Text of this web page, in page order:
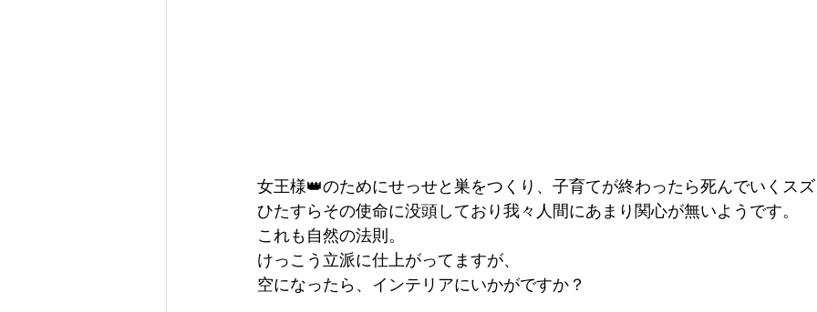
女王様👑のためにせっせと巣をつくり、子育てが終わったら死んでいくス
ひたすらその使命に没頭しており我々人間にあまり関心が無いようです。
これも自然の法則。
けっこう立派に仕上がってますが、
空になったら、インテリアにいかがですか？